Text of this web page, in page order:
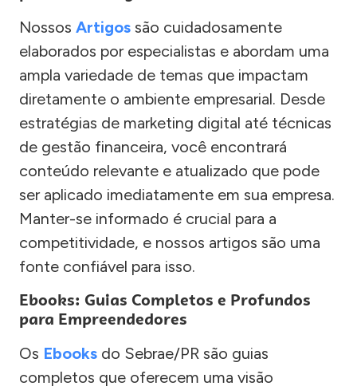
Nossos Artigos são cuidadosamente
elaborados por especialistas e abordam uma
ampla variedade de temas que impactam
diretamente o ambiente empresarial. Desde
estratégias de marketing digital até técnicas
de gestão financeira, você encontrará
conteúdo relevante e atualizado que pode
ser aplicado imediatamente em sua empresa.
Manter-se informado é crucial para a
competitividade, e nossos artigos são uma
fonte confiável para isso.
Ebooks: Guias Completos e Profundos
para Empreendedores
Os Ebooks do Sebrae/PR são guias
completos que oferecem uma visão